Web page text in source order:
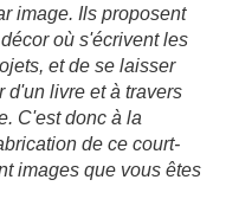
image. Ils proposent
où s'écrivent les
et de se laisser
d'un livre et à travers
C'est donc à la
de ce court-
images que vous êtes